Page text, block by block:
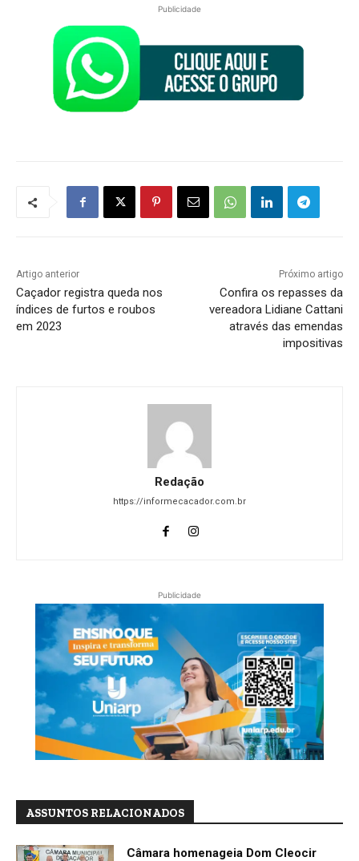
Publicidade
Artigo anterior
Caçador registra queda nos
índices de furtos e roubos
em 2023
Próximo artigo
Confira os repasses da
vereadora Lidiane Cattani
através das emendas
impositivas
Redação
https://informecacador.com.br
Publicidade
ASSUNTOS RELACIONADOS
Câmara homenageia Dom Cleocir